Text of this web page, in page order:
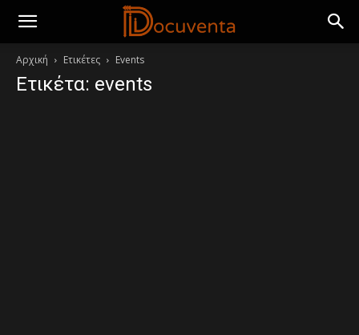
Αρχική Ετικέτες Events
Ετικέτα: events